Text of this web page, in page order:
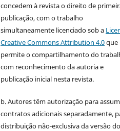
concedem à revista o direito de
publicação, com o trabalho
simultaneamente licenciado sob a
Creative Commons Attribution 4.0que
permite o compartilhamento do
com reconhecimento da autoria e
publicação inicial nesta revista.
b. Autores têm autorização para
contratos adicionais separadamente,
distribuição não-exclusiva da versão do